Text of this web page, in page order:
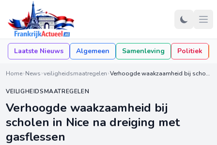
Laatste Nieuws Algemeen Samenleving Politiek
Home News veiligheidsmaatregelen Verhoogde waakzaamheid bij scholen in Nice na dreiging met gasflessen
VEILIGHEIDSMAATREGELEN
Verhoogde waakzaamheid bij
scholen in Nice na dreiging met
gasflessen